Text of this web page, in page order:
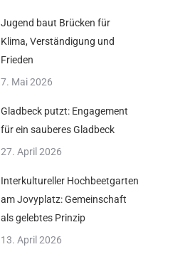
Jugend baut Brücken für
Klima, Verständigung und
Frieden
7. Mai 2026
Gladbeck putzt: Engagement
für ein sauberes Gladbeck
27. April 2026
Interkultureller Hochbeetgarten
am Jovyplatz: Gemeinschaft
als gelebtes Prinzip
13. April 2026